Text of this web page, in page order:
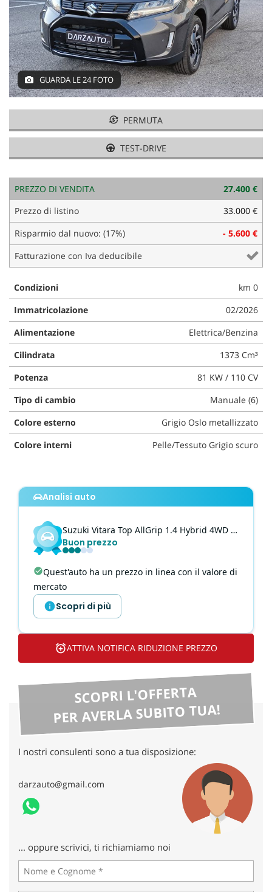
COMMERCIALI PEUGEOT E
CITROEN
ACQUISTIAMO USATO
ASSISTENZA E GOMMISTA
DICONO DI NOI
NEWS
AREA COMMERCIANTI
GUARDA LE 24 FOTO
PERMUTA
TEST-DRIVE
PREZZO DI VENDITA
27.400 €
Prezzo di listino
33.000 €
Risparmio dal nuovo: (17%)
- 5.600 €
Fatturazione con Iva deducibile
Condizioni
km 0
Immatricolazione
02/2026
Alimentazione
Elettrica/Benzina
Cilindrata
1373 Cm³
Potenza
81 KW / 110 CV
Tipo di cambio
Manuale (6)
Colore esterno
Grigio Oslo metallizzato
Colore interni
Pelle/Tessuto Grigio scuro
Analisi auto
Suzuki Vitara Top AllGrip 1.4 Hybrid 4WD MODEL 2026
Buon prezzo
Quest'auto ha un prezzo in linea con il valore di
mercato
Scopri di più
ATTIVA NOTIFICA RIDUZIONE PREZZO
SCOPRI L'OFFERTA
PER AVERLA SUBITO TUA!
I nostri consulenti sono a tua disposizione:
darzauto@gmail.com
... oppure scrivici, ti richiamiamo noi
tracciamento
che
adottiamo
per
offrire
le
funzionalità
e
svolgere
le
di
descritte.
ottenere
maggiori
informazioni
sull'utilità
e
sul
funzionamento
di
questi
strumenti
di
tracciamento
si
rimanda
alla
cookie
policy.
Puoi
rivedere
e
modificare
le
qualsiasi
momento.
Cookie necessari
Cookie delle preferenze
Cookie per il miglioramento dell'esperienza utente
Cookie analitici
Cookie di marketing
cookie
policy
impostazioni